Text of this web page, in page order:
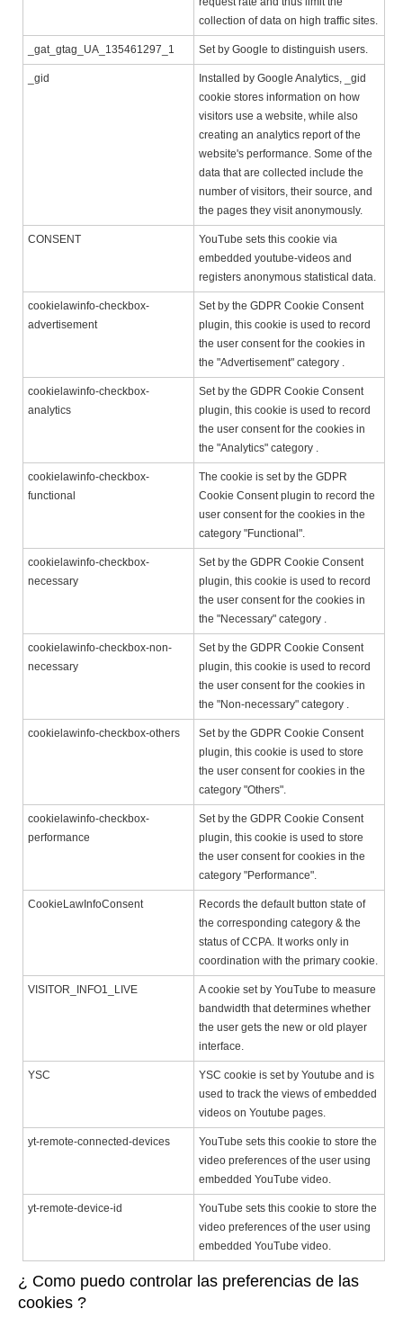
collection of data on high traffic sites.
_gat_gtag_UA_135461297_1 Set by Google to distinguish users.
_gid
Installed by Google Analytics, _gid
cookie stores information on how
visitors use a website, while also
creating an analytics report of the
website's performance. Some of the
data that are collected include the
number of visitors, their source, and
the pages they visit anonymously.
CONSENT
YouTube sets this cookie via
embedded youtube-videos and
registers anonymous statistical data.
cookielawinfo-checkbox-
advertisement
Set by the GDPR Cookie Consent
plugin, this cookie is used to record
the user consent for the cookies in
the "Advertisement" category .
cookielawinfo-checkbox-
analytics
Set by the GDPR Cookie Consent
plugin, this cookie is used to record
the user consent for the cookies in
the "Analytics" category .
cookielawinfo-checkbox-
functional
The cookie is set by the GDPR
Cookie Consent plugin to record the
user consent for the cookies in the
category "Functional".
cookielawinfo-checkbox-
necessary
Set by the GDPR Cookie Consent
plugin, this cookie is used to record
the user consent for the cookies in
the "Necessary" category .
cookielawinfo-checkbox-non-
necessary
Set by the GDPR Cookie Consent
plugin, this cookie is used to record
the user consent for the cookies in
the "Non-necessary" category .
cookielawinfo-checkbox-others
Set by the GDPR Cookie Consent
plugin, this cookie is used to store
the user consent for cookies in the
category "Others".
cookielawinfo-checkbox-
performance
Set by the GDPR Cookie Consent
plugin, this cookie is used to store
the user consent for cookies in the
category "Performance".
CookieLawInfoConsent
Records the default button state of
the corresponding category & the
status of CCPA. It works only in
coordination with the primary cookie.
VISITOR_INFO1_LIVE
A cookie set by YouTube to measure
bandwidth that determines whether
the user gets the new or old player
interface.
YSC
YSC cookie is set by Youtube and is
used to track the views of embedded
videos on Youtube pages.
yt-remote-connected-devices
YouTube sets this cookie to store the
video preferences of the user using
embedded YouTube video.
yt-remote-device-id
YouTube sets this cookie to store the
video preferences of the user using
embedded YouTube video.
¿ Como puedo controlar las preferencias de las
cookies ?